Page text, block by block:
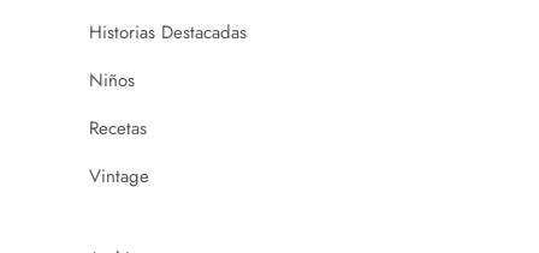
Historias Destacadas
Niños
Recetas
Vintage